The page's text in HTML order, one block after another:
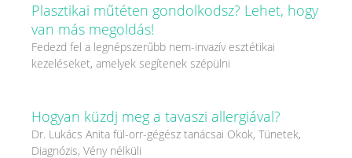
Plasztikai műtéten gondolkodsz? Lehet, hogy
van más megoldás!
Fedezd fel a legnépszerűbb nem-invazív esztétikai
kezeléseket, amelyek segítenek szépülni
Hogyan küzdj meg a tavaszi allergiával?
Dr. Lukács Anita fül-orr-gégész tanácsai Okok, Tünetek,
Diagnózis, Vény nélküli